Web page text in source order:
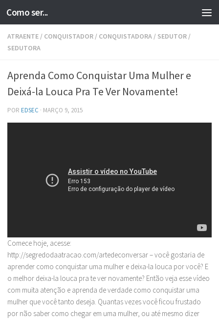
Skip to content
Como ser...
ATRAENTE / CONQUISTADOR / CONQUISTADORA / SEDUTOR /
SEDUTORA
Aprenda Como Conquistar Uma Mulher e
Deixá-la Louca Pra Te Ver Novamente!
POR EDSEC · MARÇO 9, 2015
Comece hoje, acesse:
http://segredodaatracao.com/artedeconversar – você gostaria de
aprender como conquistar uma mulher e deixa-la louca por você? E
o melhor deixa-la louca pra te ver novamente? Então veja esse vídeo
com muita atenção e aprenda de verdade como conquistar uma
mulher que você tanto deseja. Quantas vezes você ficou frustado
por não saber como chegar em uma mulher, ou até mesmo dizer